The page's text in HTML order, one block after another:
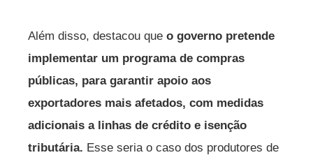
Além disso, destacou que o governo pretende
implementar um programa de compras
públicas, para garantir apoio aos
exportadores mais afetados, com medidas
adicionais a linhas de crédito e isenção
tributária. Esse seria o caso dos produtores de